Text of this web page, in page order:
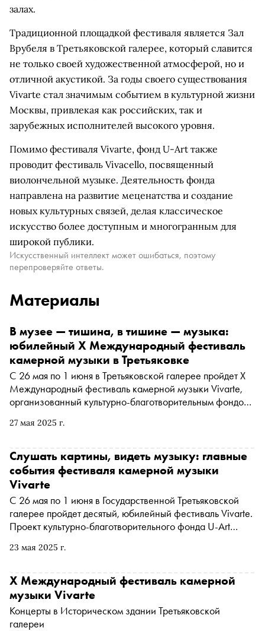
залах.
Традиционной площадкой фестиваля является Зал
Врубеля в Третьяковской галерее, который славится
не только своей художественной атмосферой, но и
отличной акустикой. За годы своего существования
Vivarte стал значимым событием в культурной жизни
Москвы, привлекая как российских, так и
зарубежных исполнителей высокого уровня.
Помимо фестиваля Vivarte, фонд U-Art также
проводит фестиваль Vivacello, посвященный
виолончельной музыке. Деятельность фонда
направлена на развитие меценатства и создание
новых культурных связей, делая классическое
искусство более доступным и многогранным для
широкой публики.
Искусственный интеллект может ошибаться, поэтому
перепроверяйте ответы.
Материалы
27 мая 2025 г.
В музее — тишина, в тишине — музыка:
юбилейный X Международный фестиваль
камерной музыки в Третьяковке
С 26 мая по 1 июня в Третьяковской галерее пройдет X
Международный фестиваль камерной музыки Vivarte,
организованный культурно-благотворительным фондом
смыслы между музыкой, звучащей в залах, и шедеврами
Президент фестиваля, меценат и коллекционер
современного искусства Ивета Манашерова
рассказала «Снобу» о программе этого года и о том, как
выстраивается творческий диалог с музыкантами и
сотрудниками Третьяковки
23 мая 2025 г.
Слушать картины, видеть музыку: главные
события фестиваля камерной музыки
Vivarte
C 26 мая по 1 июня в Государственной Третьяковской
галерее пройдет десятый, юбилейный фестиваль Vivarte.
Проект культурно-благотворительного фонда U-Art
между музыкой, звучащей в залах, и шедеврами
современных зрителей и слушателей. «Сноб»
рассказывает, что послушать и посмотреть на фестивале
в этом году
X Международный фестиваль камерной
музыки Vivarte
Концерты в Историческом здании Третьяковской
галереи